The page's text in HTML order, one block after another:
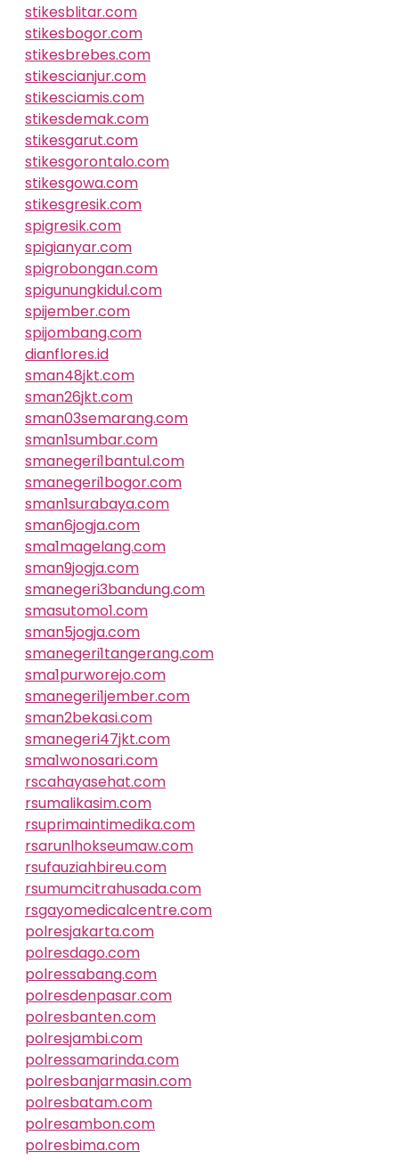
stikesblitar.com
stikesbogor.com
stikesbrebes.com
stikescianjur.com
stikesciamis.com
stikesdemak.com
stikesgarut.com
stikesgorontalo.com
stikesgowa.com
stikesgresik.com
spigresik.com
spigianyar.com
spigrobongan.com
spigunungkidul.com
spijember.com
spijombang.com
dianflores.id
sman48jkt.com
sman26jkt.com
sman03semarang.com
sman1sumbar.com
smanegeri1bantul.com
smanegeri1bogor.com
sman1surabaya.com
sman6jogja.com
sma1magelang.com
sman9jogja.com
smanegeri3bandung.com
smasutomo1.com
sman5jogja.com
smanegeri1tangerang.com
sma1purworejo.com
smanegeri1jember.com
sman2bekasi.com
smanegeri47jkt.com
sma1wonosari.com
rscahayasehat.com
rsumalikasim.com
rsuprimaintimedika.com
rsarunlhokseumaw.com
rsufauziahbireu.com
rsumumcitrahusada.com
rsgayomedicalcentre.com
polresjakarta.com
polresdago.com
polressabang.com
polresdenpasar.com
polresbanten.com
polresjambi.com
polressamarinda.com
polresbanjarmasin.com
polresbatam.com
polresambon.com
polresbima.com